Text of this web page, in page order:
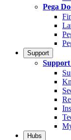
Pega
Support
Hubs